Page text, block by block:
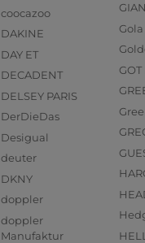
coocazoo
DAKINE
DAY ET
DECADENT
DELSEY PARIS
DerDieDas
Desigual
deuter
DKNY
doppler
doppler
Manufaktur
Gola
GOT